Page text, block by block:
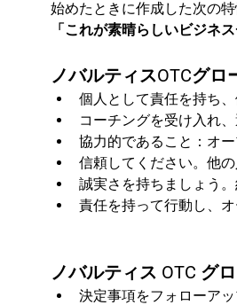
始めたときに作成した次の
「これが素晴らしいビジネ
ノバルティスOTCグロ
個人として責任を持ち
コーチングを受け入れ
協力的であること：オ
信頼してください。他
誠実さを持ちましょう。
責任を持って行動し、
ノバルティス OTC グ
決定事項をフォローア